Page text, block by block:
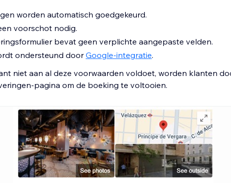
worden automatisch goedgekeurd.
voorschot nodig.
bevat geen verplichte aangepaste velden.
ondersteund doorGoogle-integratie.
niet aan al deze voorwaarden voldoet, worden klanten
pagina om de boeking te voltooien.